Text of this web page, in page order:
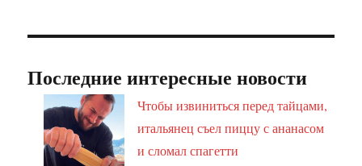
Последние интересные новости
Чтобы извиниться перед тайцами,
итальянец съел пиццу с ананасом
и сломал спагетти